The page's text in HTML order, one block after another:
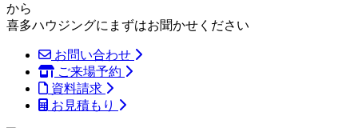
から
喜多ハウジングにまずはお聞かせください
お問い合わせ
ご来場予約
資料請求
お見積もり